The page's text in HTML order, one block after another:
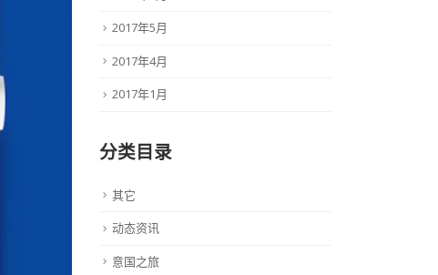
2017年5月
2017年4月
2017年1月
分类目录
其它
动态资讯
意国之旅